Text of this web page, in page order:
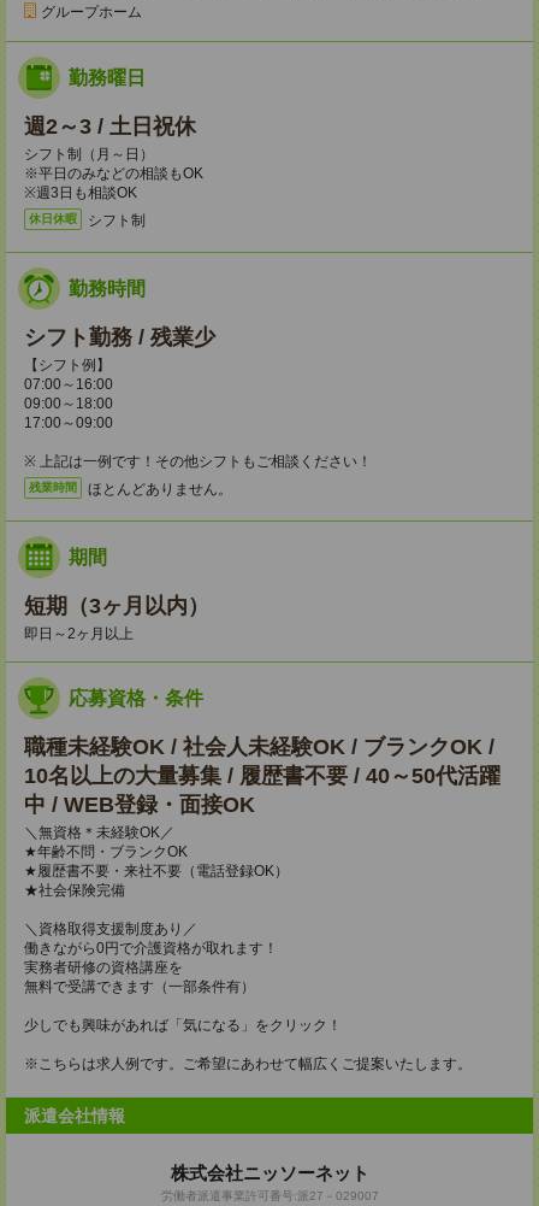
グループホーム
勤務曜日
週2～3 / 土日祝休
シフト制（月～日）
※平日のみなどの相談もOK
※週3日も相談OK
休日休暇 シフト制
勤務時間
シフト勤務 / 残業少
【シフト例】
07:00～16:00
09:00～18:00
17:00～09:00
※ 上記は一例です！その他シフトもご相談ください！
残業時間 ほとんどありません。
期間
短期（3ヶ月以内）
即日～2ヶ月以上
応募資格・条件
職種未経験OK / 社会人未経験OK / ブランクOK /
10名以上の大量募集 / 履歴書不要 / 40～50代活躍
中 / WEB登録・面接OK
＼無資格＊未経験OK／
★年齢不問・ブランクOK
★履歴書不要・来社不要（電話登録OK）
★社会保険完備
＼資格取得支援制度あり／
働きながら0円で介護資格が取れます！
実務者研修の資格講座を
無料で受講できます（一部条件有）
少しでも興味があれば「気になる」をクリック！
※こちらは求人例です。ご希望にあわせて幅広くご提案いたします。
派遣会社情報
株式会社ニッソーネット
労働者派遣事業許可番号:派27－029007